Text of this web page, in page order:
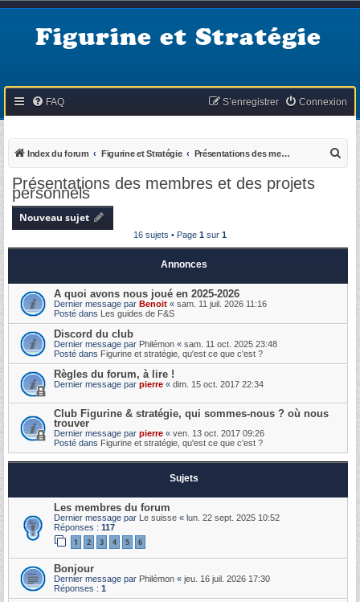
Figurine et Stratégie
FAQ Connexion
S’enregistrer
Index du forum Figurine et Stratégie Présentations des membres et des projets personnels
r
r
Présentations des membres et des projets
personnels
Nouveau sujet
16 sujets • Page 1 sur 1
Annonces
A quoi avons nous joué en 2025-2026
Dernier message par Benoit « sam. 11 juil. 2026 11:16
Posté dans Les guides de F&S
Discord du club
Dernier message par Philémon « sam. 11 oct. 2025 23:48
Posté dans Figurine et stratégie, qu'est ce que c'est ?
Règles du forum, à lire !
Dernier message par pierre « dim. 15 oct. 2017 22:34
Club Figurine & stratégie, qui sommes-nous ? où nous
trouver
Dernier message par pierre « ven. 13 oct. 2017 09:26
Posté dans Figurine et stratégie, qu'est ce que c'est ?
Sujets
Les membres du forum
Dernier message par Le suisse « lun. 22 sept. 2025 10:52
Réponses : 117
1 2 3 4 5 6
Bonjour
Dernier message par Philémon « jeu. 16 juil. 2026 17:30
Réponses : 1